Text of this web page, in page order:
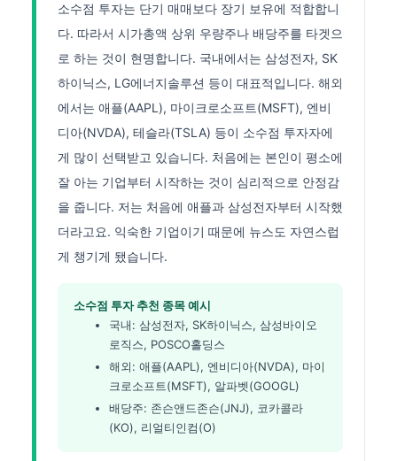
소수점 투자는 단기 매매보다 장기 보유에 적합합니
다. 따라서 시가총액 상위 우량주나 배당주를 타겟으
로 하는 것이 현명합니다. 국내에서는 삼성전자, SK
하이닉스, LG에너지솔루션 등이 대표적입니다. 해외
에서는 애플(AAPL), 마이크로소프트(MSFT), 엔비
디아(NVDA), 테슬라(TSLA) 등이 소수점 투자자에
게 많이 선택받고 있습니다. 처음에는 본인이 평소에
잘 아는 기업부터 시작하는 것이 심리적으로 안정감
을 줍니다. 저는 처음에 애플과 삼성전자부터 시작했
더라고요. 익숙한 기업이기 때문에 뉴스도 자연스럽
게 챙기게 됐습니다.
소수점 투자 추천 종목 예시
국내: 삼성전자, SK하이닉스, 삼성바이오
로직스, POSCO홀딩스
해외: 애플(AAPL), 엔비디아(NVDA), 마이
크로소프트(MSFT), 알파벳(GOOGL)
배당주: 존슨앤드존슨(JNJ), 코카콜라
(KO), 리얼티인컴(O)